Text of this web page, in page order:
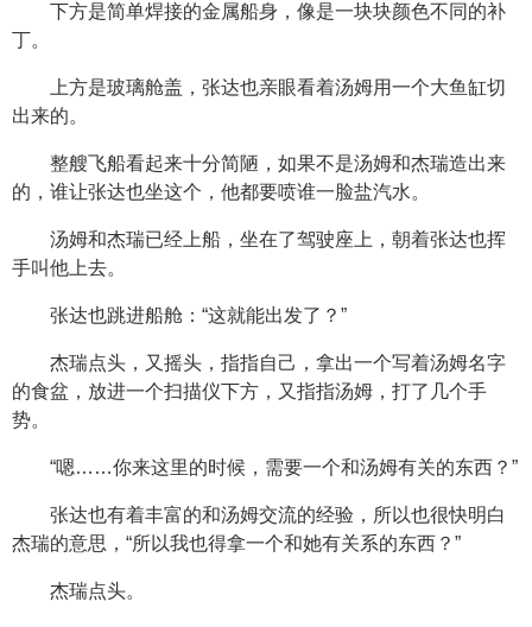
下方是简单焊接的金属船身，像是一块块颜色不同的补
丁。
上方是玻璃舱盖，张达也亲眼看着汤姆用一个大鱼缸切
出来的。
整艘飞船看起来十分简陋，如果不是汤姆和杰瑞造出来
的，谁让张达也坐这个，他都要喷谁一脸盐汽水。
汤姆和杰瑞已经上船，坐在了驾驶座上，朝着张达也挥
手叫他上去。
张达也跳进船舱：“这就能出发了？”
杰瑞点头，又摇头，指指自己，拿出一个写着汤姆名字
的食盆，放进一个扫描仪下方，又指指汤姆，打了几个手
势。
“嗯……你来这里的时候，需要一个和汤姆有关的东西？”
张达也有着丰富的和汤姆交流的经验，所以也很快明白
杰瑞的意思，“所以我也得拿一个和她有关系的东西？”
杰瑞点头。